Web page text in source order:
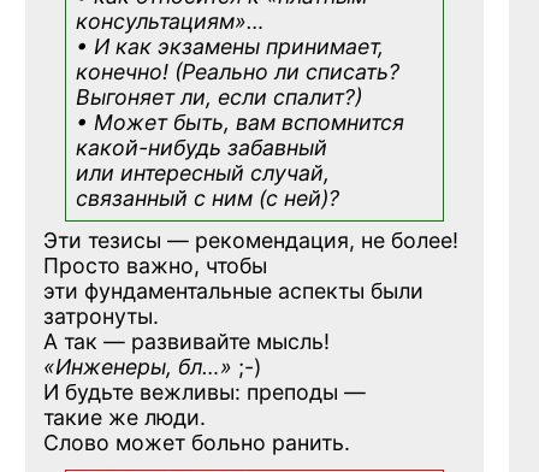
консультациям»…
• И как экзамены принимает,
конечно! (Реально ли списать?
Выгоняет ли, если спалит?)
• Может быть, вам вспомнится
какой-нибудь забавный
или интересный случай,
связанный с ним (с ней)?
Эти тезисы — рекомендация, не более!
Просто важно, чтобы
эти фундаментальные аспекты были
затронуты.
А так — развивайте мысль!
«Инженеры, бл…» ;-)
И будьте вежливы: преподы —
такие же люди.
Слово может больно ранить.